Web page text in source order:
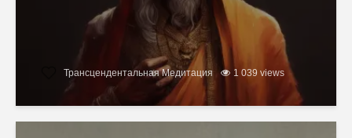
Трансцендентальная Медитация 1 039 views